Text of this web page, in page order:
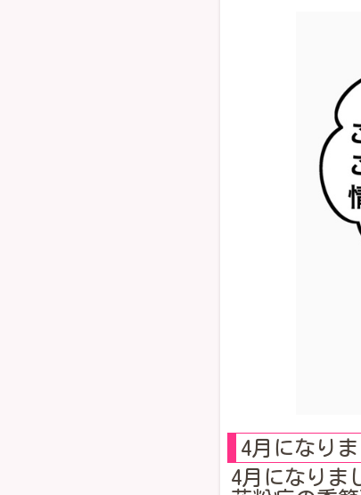
4月になりま
4月になりま